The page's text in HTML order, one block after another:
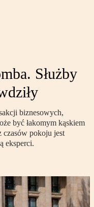
Służby
biznesowych,
być łakomym kąskiem
pokoju jest
eksperci.